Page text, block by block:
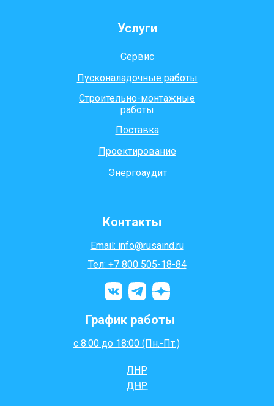
Услуги
Проектирование
Контакты
Email: info@rusaind.ru
Тел: +7 800 505-18-84
Энергоаудит
Поставка
Строительно-монтажные
работы
Пусконаладочные работы
Сервис
ДНР
ЛНР
с 8:00 до 18:00 (Пн.-Пт.)
График работы